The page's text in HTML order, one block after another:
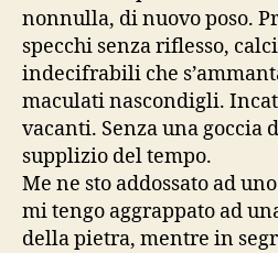
nonnulla, di nuovo poso.
specchi senza riflesso,
indecifrabili che
maculati nascondigli.
vacanti. Senza una goccia
supplizio del tempo.
Me ne sto addossato ad
mi tengo aggrappato ad
della pietra, mentre in